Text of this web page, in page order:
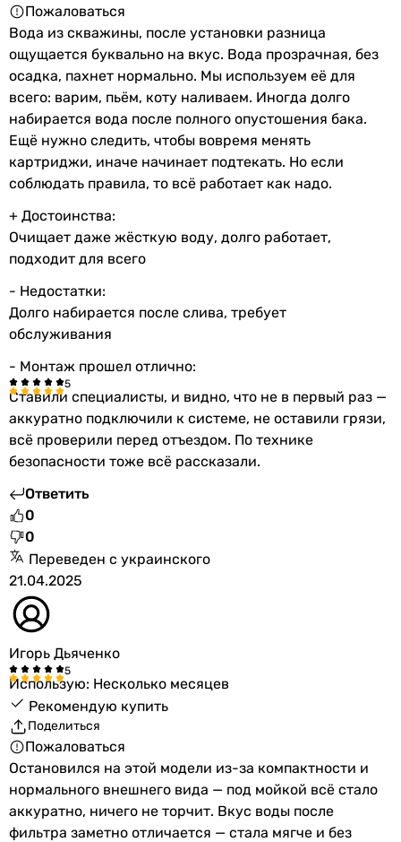
Пожаловаться
Вода из скважины, после установки разница
ощущается буквально на вкус. Вода прозрачная, без
осадка, пахнет нормально. Мы используем её для
всего: варим, пьём, коту наливаем. Иногда долго
набирается вода после полного опустошения бака.
Ещё нужно следить, чтобы вовремя менять
картриджи, иначе начинает подтекать. Но если
соблюдать правила, то всё работает как надо.
+ Достоинства:
Очищает даже жёсткую воду, долго работает,
подходит для всего
- Недостатки:
Долго набирается после слива, требует
обслуживания
- Монтаж прошел отлично:
Ставили специалисты, и видно, что не в первый раз —
аккуратно подключили к системе, не оставили грязи,
всё проверили перед отъездом. По технике
безопасности тоже всё рассказали.
Ответить
0
0
Переведен с украинского
21.04.2025
Игорь Дьяченко
Использую: Несколько месяцев
Рекомендую купить
Поделиться
Пожаловаться
Остановился на этой модели из-за компактности и
нормального внешнего вида — под мойкой всё стало
аккуратно, ничего не торчит. Вкус воды после
фильтра заметно отличается — стала мягче и без